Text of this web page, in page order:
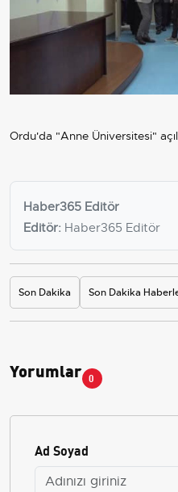
Ordu'da "Anne Üniversitesi"
Haber365 Editör
Editör: Haber365 Editör
Son Dakika Son Dakika
Yorumlar 0
Ad Soyad